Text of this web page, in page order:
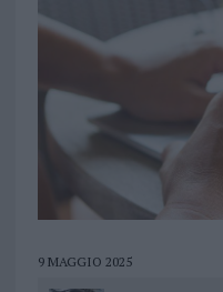
9 MAGGIO 2025